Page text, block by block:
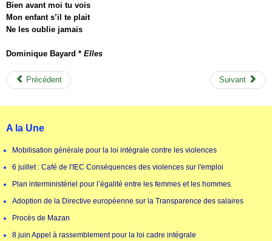
Bien avant moi tu vois
Mon enfant s’il te plait
Ne les oublie jamais
Dominique Bayard * Elles
Précédent Suivant
A la Une
Mobilisation générale pour la loi intégrale contre les violences
6 juillet : Café de l'IEC Conséquences des violences sur l'emploi
Plan interministériel pour l’égalité entre les femmes et les hommes.
Adoption de la Directive européenne sur la Transparence des salaires
Procès de Mazan
8 juin Appel à rassemblement pour la loi cadre intégrale